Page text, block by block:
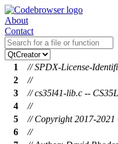
About
Contact
1
// SPDX-License-
2
//
3
// cs35l41-lib.c --
4
//
5
// Copyright 2017-
6
//